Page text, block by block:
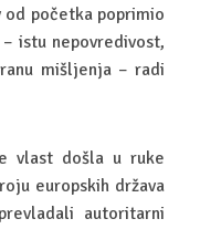
od početka poprimio
istu nepovredivost,
mišljenja – radi
vlast došla u ruke
europskih država
autoritarni